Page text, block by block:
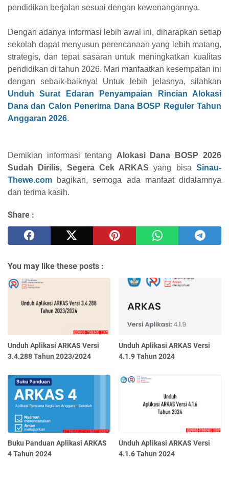
pendidikan berjalan sesuai dengan kewenangannya.
Dengan adanya informasi lebih awal ini, diharapkan setiap
sekolah dapat menyusun perencanaan yang lebih matang,
strategis, dan tepat sasaran untuk meningkatkan kualitas
pendidikan di tahun 2026. Mari manfaatkan kesempatan ini
dengan sebaik-baiknya! Untuk lebih jelasnya, silahkan
Unduh Surat Edaran Penyampaian Rincian Alokasi
Dana dan Calon Penerima Dana BOSP Reguler Tahun
Anggaran 2026.
Demikian informasi tentang Alokasi Dana BOSP 2026
Sudah Dirilis, Segera Cek ARKAS yang bisaSinau-
Thewe.com bagikan, semoga ada manfaat didalamnya
dan terima kasih.
Share :
You may like these posts :
Unduh Aplikasi ARKAS Versi
3.4.288 Tahun 2023/2024
Unduh Aplikasi ARKAS Versi
4.1.9 Tahun 2024
Buku Panduan Aplikasi ARKAS
4 Tahun 2024
Unduh Aplikasi ARKAS Versi
4.1.6 Tahun 2024